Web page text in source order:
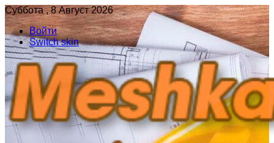
Суббота , 8 Август 2026
Войти
Switch skin